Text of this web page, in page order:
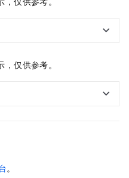
仅供参考。
。